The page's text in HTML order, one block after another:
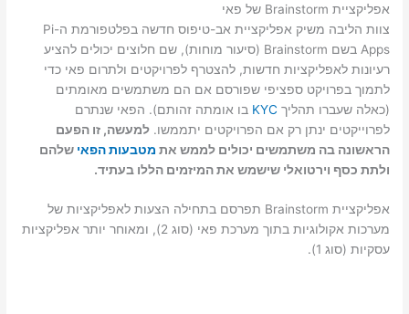
אפליקציית Brainstorm של פאי
צוות הליבה משיק אפליקציית אב-טיפוס חדשה בפלטפורמת ה-Pi
Apps בשם Brainstorm (סיעור מוחות), שם חלוצים יכולים להציע
רעיונות לאפליקציות חדשות, להצטרף לפרויקטים ולתרום פאי כדי
לתמוך בפרויקט ספציפי שפורסם אם הם משתמשים מאומתים
(כאלה שעברו תהליך KYC בו אומתה זהותם). הפאי שנתרם
לפרוייקטים ינתן רק אם הפרויקטים יתממשו.למעשה, זו הפעם
הראשונה בה משתמשים יכולים לממש את מטבעות הפאי שלהם
ולתת כסף וירטואלי שישמש את המיזמים הללו בעתיד.
אפליקציית Brainstorm תפרסם בתחילה הצעות לאפליקציות של
מערכות אקולוגיות בתוך מערכת פאי (סוג 2), ומאוחר יותר אפליקציות
עסקיות (סוג 1).